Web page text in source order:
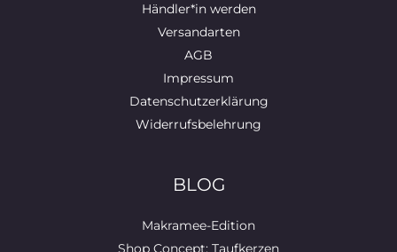
Händler*in werden
Versandarten
AGB
Impressum
Datenschutzerklärung
Widerrufsbelehrung
BLOG
Makramee-Edition
Shop Concept: Taufkerzen